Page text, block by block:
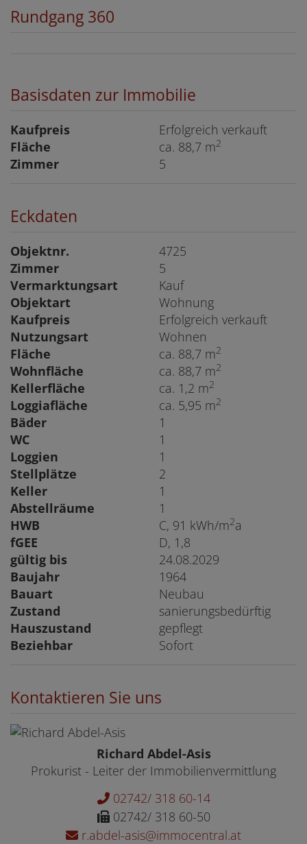
Rundgang 360
Basisdaten zur Immobilie
Kaufpreis
Erfolgreich verkauft
Fläche
ca. 88,7 m2
Zimmer 5
Eckdaten
Objektnr.
4725
Zimmer
5
Vermarktungsart
Kauf
Objektart
Wohnung
Kaufpreis
Erfolgreich verkauft
Nutzungsart
Wohnen
Fläche
ca. 88,7 m2
Wohnfläche ca. 88,7 m2
Kellerfläche ca. 1,2 m2
Loggiafläche ca. 5,95 m2
Bäder
1
WC
1
Loggien
1
Stellplätze
2
Keller
1
Abstellräume
1
HWB
C, 91 kWh/m2a
fGEE
D, 1,8
gültig bis
24.08.2029
Baujahr
1964
Bauart
Neubau
Zustand
sanierungsbedürftig
Hauszustand
gepflegt
Beziehbar
Sofort
Kontaktieren Sie uns
Richard Abdel-Asis
Prokurist - Leiter der Immobilienvermittlung
02742/ 318 60-14
02742/ 318 60-50
r.abdel-asis@immocentral.at